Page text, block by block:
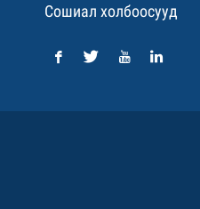
Сошиал холбоосууд